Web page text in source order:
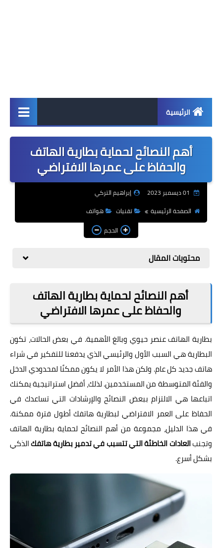
الرئيسية
اخبار
ابل
اندرويد
مراجعات
الربح من الانترنت
ذكاء اصطناعي
أهم النصائح لحماية بطارية الهاتف
والحفاظ على عمرها الافتراضي
إبراهيم التركي
الصفحة الرئيسية
تقنيات
هواتف
الحجم
محتويات المقال
أهم النصائح لحماية بطارية الهاتف
والحفاظ على عمرها الافتراضي
بطارية الهاتف عنصر حيوي وبالغ الأهمية. في بعض الحالات، تكون
البطارية هي السبب الأول والرئيسي الذي يدفعنا للتفكير في شراء
هاتف جديد كل عام. ولكن هذا الأمر لا يكون ممكنًا لمحدودي الدخل
والفئة المتوسطة من المستخدمين. لذلك، أفضل استراتيجية يمكنك
اتباعها هي الالتزام ببعض النصائح والإرشادات التي تساعدك في
الحفاظ على العمر الافتراضي لبطارية هاتفك أطول فترة ممكنة.
في هذا الدليل، مجموعة من أهم النصائح لحماية بطارية الهاتف
وتجنبالعادات الخاطئة التي تتسبب في تدمير بطارية هاتفكالذكي
بشكل أسرع.